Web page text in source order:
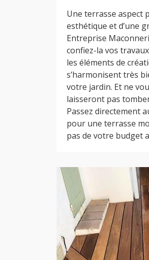
Une terrasse aspect
esthétique et d’une
Entreprise
confiez-la vos
les éléments de
s’harmonisent très
votre jardin. Et ne
laisseront pas
Passez directement
pour une terrasse
pas de votre budget